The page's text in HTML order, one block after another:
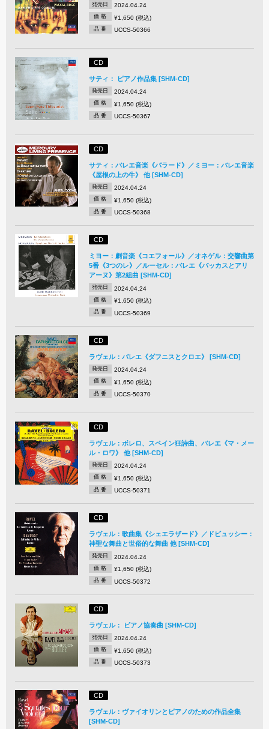
発売日 2024.04.24
価 格 ¥1,650 (税込)
品 番 UCCS-50366
CD
サティ： ピアノ作品集 [SHM-CD]
発売日 2024.04.24
価 格 ¥1,650 (税込)
品 番 UCCS-50367
CD
サティ：バレエ音楽《パラード》／ミヨー：バレエ音楽
《屋根の上の牛》 他 [SHM-CD]
発売日 2024.04.24
価 格 ¥1,650 (税込)
品 番 UCCS-50368
CD
ミヨー：劇音楽《コエフォール》／オネゲル：交響曲第
5番《3つのレ》／ルーセル：バレエ《バッカスとアリ
アーヌ》第2組曲 [SHM-CD]
発売日 2024.04.24
価 格 ¥1,650 (税込)
品 番 UCCS-50369
CD
ラヴェル：バレエ《ダフニスとクロエ》 [SHM-CD]
発売日 2024.04.24
価 格 ¥1,650 (税込)
品 番 UCCS-50370
CD
ラヴェル：ボレロ、スペイン狂詩曲、バレエ《マ・メー
ル・ロワ》 他 [SHM-CD]
発売日 2024.04.24
価 格 ¥1,650 (税込)
品 番 UCCS-50371
CD
ラヴェル：歌曲集《シェエラザード》／ドビュッシー：
神聖な舞曲と世俗的な舞曲 他 [SHM-CD]
発売日 2024.04.24
価 格 ¥1,650 (税込)
品 番 UCCS-50372
CD
ラヴェル： ピアノ協奏曲 [SHM-CD]
発売日 2024.04.24
価 格 ¥1,650 (税込)
品 番 UCCS-50373
CD
ラヴェル：ヴァイオリンとピアノのための作品全集
[SHM-CD]